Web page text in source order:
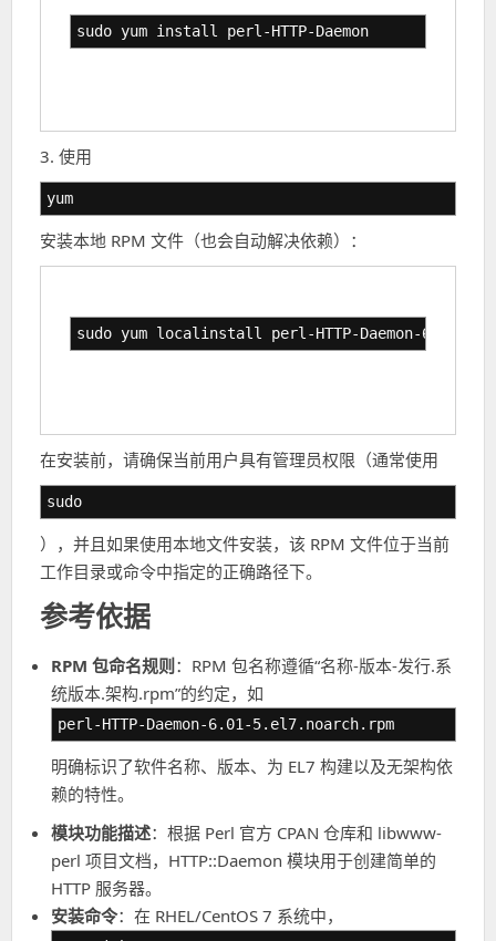
sudo yum install perl-HTTP-Daemon
3. 使用
yum
安装本地 RPM 文件（也会自动解决依赖）：
sudo yum localinstall perl-HTTP-Daemon-6.01-
在安装前，请确保当前用户具有管理员权限（通常使用
sudo
），并且如果使用本地文件安装，该 RPM 文件位于当前
工作目录或命令中指定的正确路径下。
参考依据
RPM 包命名规则：RPM 包名称遵循“名称-版本-发行.系
统版本.架构.rpm”的约定，如
perl-HTTP-Daemon-6.01-5.el7.noarch.rpm
明确标识了软件名称、版本、为 EL7 构建以及无架构依
赖的特性。
模块功能描述：根据 Perl 官方 CPAN 仓库和 libwww-
perl 项目文档，HTTP::Daemon 模块用于创建简单的
HTTP 服务器。
安装命令：在 RHEL/CentOS 7 系统中，